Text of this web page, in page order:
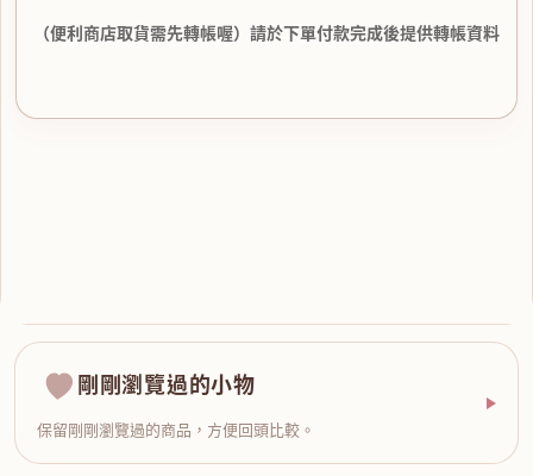
（便利商店取貨需先轉帳喔）請於下單付款完成後提供轉帳資料
剛剛瀏覽過的小物
保留剛剛瀏覽過的商品，方便回頭比較。